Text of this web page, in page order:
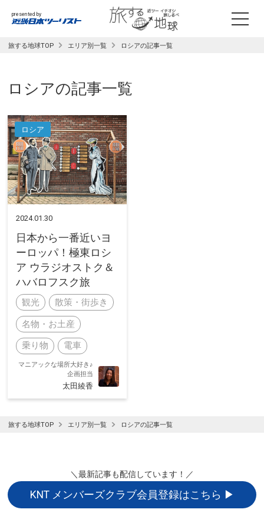
presented by
旅する地球TOP エリア別一覧 ロシアの記事一覧
ロシアの記事一覧
ロシア
2024.01.30
日本から一番近いヨ
ーロッパ！極東ロシ
ア ウラジオストク＆
ハバロフスク旅
観光 散策・街歩き
名物・お土産
乗り物 電車
マニアックな場所大好き♪
企画担当
太田綾香
旅する地球TOP エリア別一覧 ロシアの記事一覧
＼最新記事も配信しています！／
KNT メンバーズクラブ会員登録はこちら